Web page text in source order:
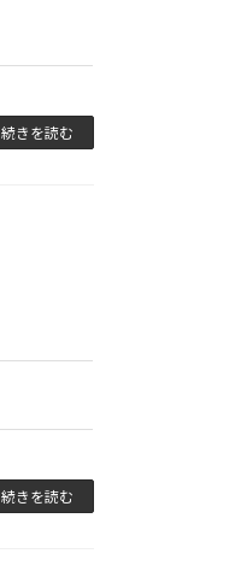
続きを読む
続きを読む